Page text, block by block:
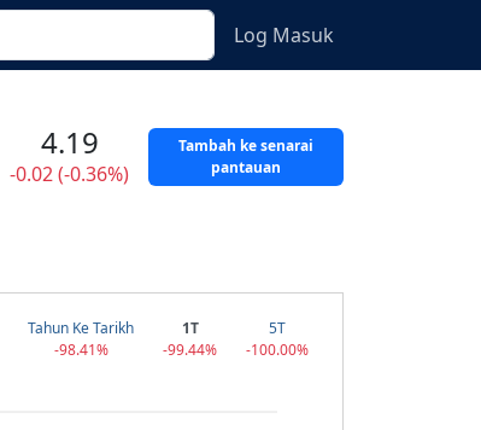
Log Masuk
4.19
-0.02 (-0.36%)
Tambah ke senarai
pantauan
Tahun Ke Tarikh
-98.41%
1T
-99.44%
5T
-100.00%